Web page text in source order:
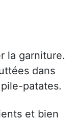
la garniture.
dans
patates.
et bien